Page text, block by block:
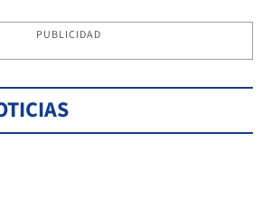
PUBLICIDAD